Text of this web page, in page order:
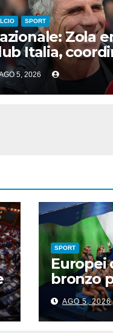
SPORT
Zola
Italia,
giovanile
5, 2026
SPORT
Europei
bronzo
AGO 5, 2026